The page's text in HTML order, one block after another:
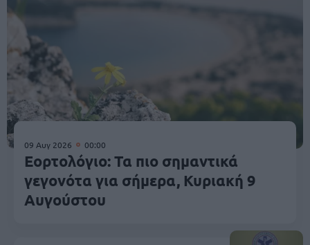
09 Αυγ 2026 00:00
Εορτολόγιο: Τα πιο σημαντικά
γεγονότα για σήμερα, Κυριακή 9
Αυγούστου